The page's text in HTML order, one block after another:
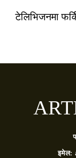
टेलिभिजनमा
इमेल: